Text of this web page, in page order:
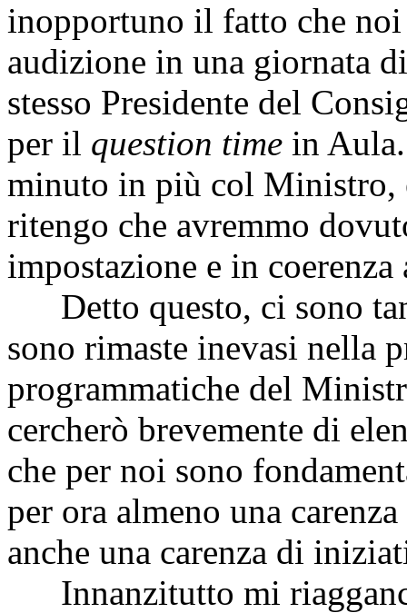
inopportuno il fatto che
audizione in una giornata
stesso Presidente del
per il question time in
minuto in più col Ministro,
ritengo che avremmo
impostazione e in
Detto questo, ci sono
sono rimaste inevasi nella
programmatiche del
cercherò brevemente di
che per noi sono
per ora almeno una
anche una carenza di
Innanzitutto mi